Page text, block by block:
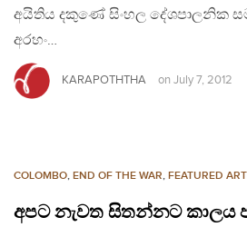
අයිතිය දකුණේ සිංහල දේශපාලනික
අරහං…
KARAPOTHTHA on July 7, 2012
COLOMBO, END OF THE WAR, FEATURED
අපට නැවත සිතන්නට කාලය